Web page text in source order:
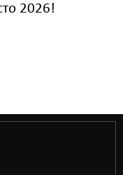
2026!